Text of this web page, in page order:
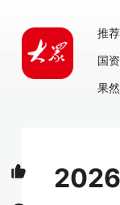
推荐
国资
果